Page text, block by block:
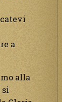
a
alla
si